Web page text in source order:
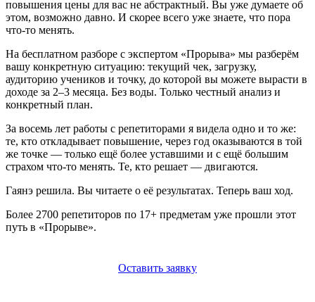
повышения цены для вас не абстрактный. Вы уже думаете об
этом, возможно давно. И скорее всего уже знаете, что пора
что-то менять.
На бесплатном разборе с экспертом «Прорыва» мы разберём
вашу конкретную ситуацию: текущий чек, загрузку,
аудиторию учеников и точку, до которой вы можете вырасти в
доходе за 2–3 месяца. Без воды. Только честный анализ и
конкретный план.
За восемь лет работы с репетиторами я видела одно и то же:
те, кто откладывает повышение, через год оказываются в той
же точке — только ещё более уставшими и с ещё большим
страхом что-то менять. Те, кто решает — двигаются.
Гаянэ решила. Вы читаете о её результатах. Теперь ваш ход.
Более 2700 репетиторов по 17+ предметам уже прошли этот
путь в «Прорыве».
Оставить заявку